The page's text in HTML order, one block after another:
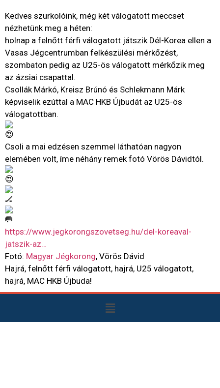
Kedves szurkolóink, még két válogatott meccset
nézhetünk meg a héten:
holnap a felnőtt férfi válogatott játszik Dél-Korea ellen a
Vasas Jégcentrumban felkészülési mérkőzést,
szombaton pedig az U25-ös válogatott mérkőzik meg
az ázsiai csapattal.
Csollák Márkó, Kreisz Brúnó és Schlekmann Márk
képviselik ezúttal a MAC HKB Újbudát az U25-ös
válogatottban.
Csoli a mai edzésen szemmel láthatóan nagyon
elemében volt, íme néhány remek fotó Vörös Dávidtól.
https://www.jegkorongszovetseg.hu/del-koreaval-
jatszik-az…
Fotó: Magyar Jégkorong, Vörös Dávid
Hajrá, felnőtt férfi válogatott, hajrá, U25 válogatott,
hajrá, MAC HKB Újbuda!